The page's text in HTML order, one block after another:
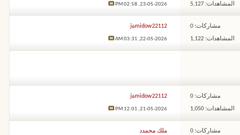
المشاهدات: 5,127 23-05-2026,
02:58 PM
مشاركات: 0
المشاهدات: 1,122
midow22112ةj
22-05-2026,
03:31 AM
مشاركات: 0
المشاهدات: 1,050
midow22112ةj
21-05-2026,
12:01 PM
مشاركات: 0 ملك محمدد